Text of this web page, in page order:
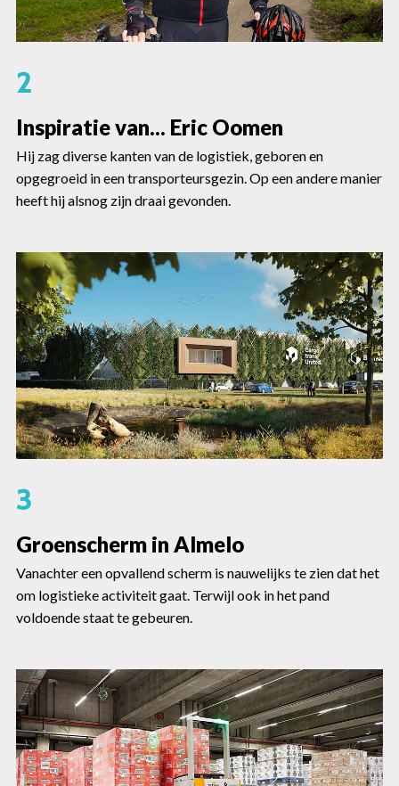
2
Inspiratie van... Eric Oomen
Hij zag diverse kanten van de logistiek, geboren en
opgegroeid in een transporteursgezin. Op een andere manier
heeft hij alsnog zijn draai gevonden.
3
Groenscherm in Almelo
Vanachter een opvallend scherm is nauwelijks te zien dat het
om logistieke activiteit gaat. Terwijl ook in het pand
voldoende staat te gebeuren.